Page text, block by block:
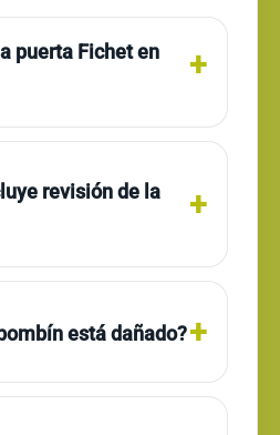
puerta Fichet en
revisión de la
está dañado?